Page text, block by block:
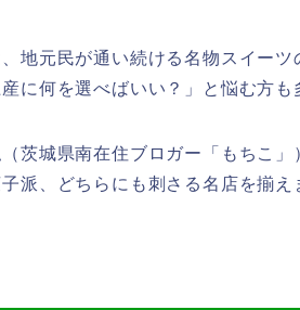
地元民が通い続ける名物スイー
に何を選べばいい？」と悩む方も
茨城県南在住ブロガー「もちこ
派、どちらにも刺さる名店を揃